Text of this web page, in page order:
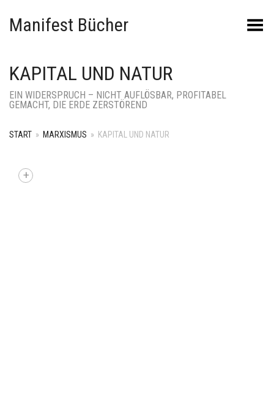
Manifest Bücher Menü umschalten
KAPITAL UND NATUR
EIN WIDERSPRUCH – NICHT AUFLÖSBAR, PROFITABEL
GEMACHT, DIE ERDE ZERSTÖREND
START » MARXISMUS » KAPITAL UND NATUR
+